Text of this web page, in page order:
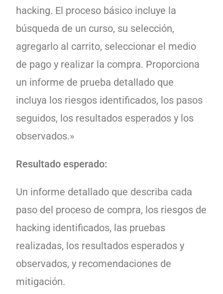
hacking. El proceso básico incluye la
búsqueda de un curso, su selección,
agregarlo al carrito, seleccionar el medio
de pago y realizar la compra. Proporciona
un informe de prueba detallado que
incluya los riesgos identificados, los pasos
seguidos, los resultados esperados y los
observados.»
Resultado esperado:
Un informe detallado que describa cada
paso del proceso de compra, los riesgos de
hacking identificados, las pruebas
realizadas, los resultados esperados y
observados, y recomendaciones de
mitigación.